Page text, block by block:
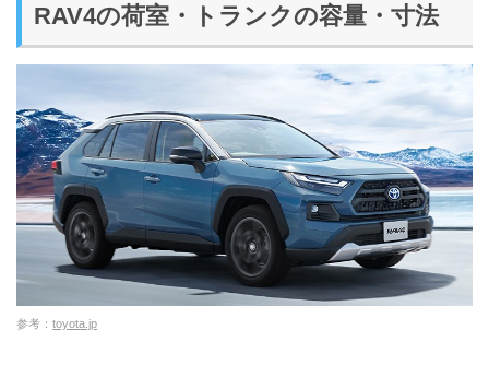
RAV4の荷室・トランクの容量・寸法
参考： toyota.jp